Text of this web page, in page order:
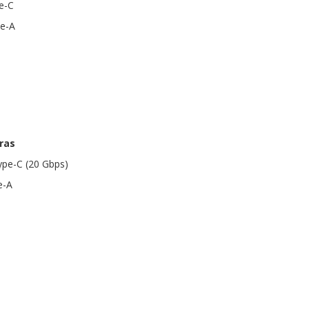
C
A
C (20 Gbps)
A